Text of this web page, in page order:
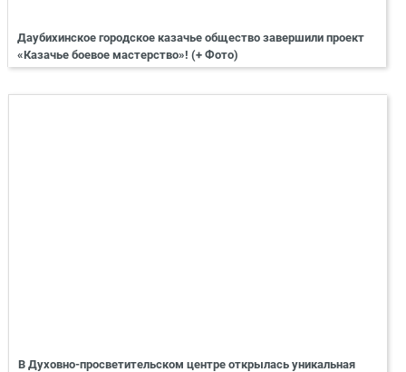
Даубихинское городское казачье общество завершили проект
«Казачье боевое мастерство»! (+ Фото)
В Духовно-просветительском центре открылась уникальная